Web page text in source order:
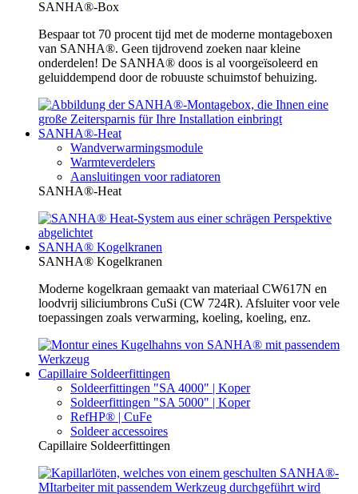
SANHA®-Box
Bespaar tot 70 procent tijd met de moderne montageboxen
van SANHA®. Geen tijdrovend zoeken naar kleine
onderdelen! De SANHA® doos is al voorgeïsoleerd en
geluiddempend door de robuuste schuimstof behuizing.
SANHA®-Heat
Wandverwarmingsmodule
Warmteverdelers
Aansluitingen voor radiatoren
SANHA®-Heat
SANHA® Kogelkranen
SANHA® Kogelkranen
Moderne kogelkraan gemaakt van materiaal CW617N en
loodvrij siliciumbrons CuSi (CW 724R). Afsluiter voor vele
toepassingen zoals verwarming, koeling, koeling, enz.
Capillaire Soldeerfittingen
Soldeerfittingen "SA 4000" | Koper
Soldeerfittingen "SA 5000" | Koper
RefHP® | CuFe
Soldeer accessoires
Capillaire Soldeerfittingen